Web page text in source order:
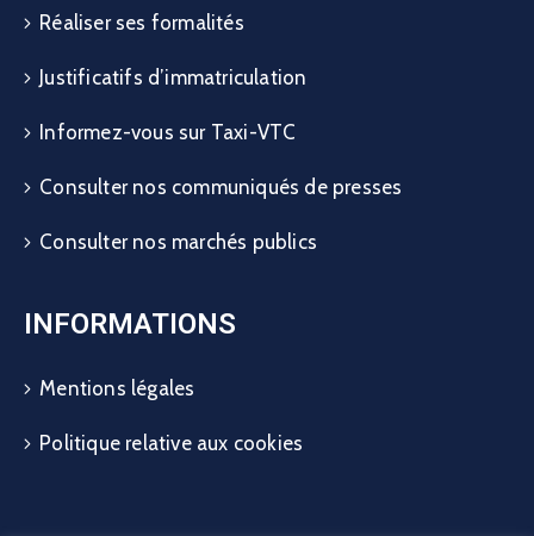
Réaliser ses formalités
Justificatifs d’immatriculation
Informez-vous sur Taxi-VTC
Consulter nos communiqués de presses
Consulter nos marchés publics
INFORMATIONS
Mentions légales
Politique relative aux cookies